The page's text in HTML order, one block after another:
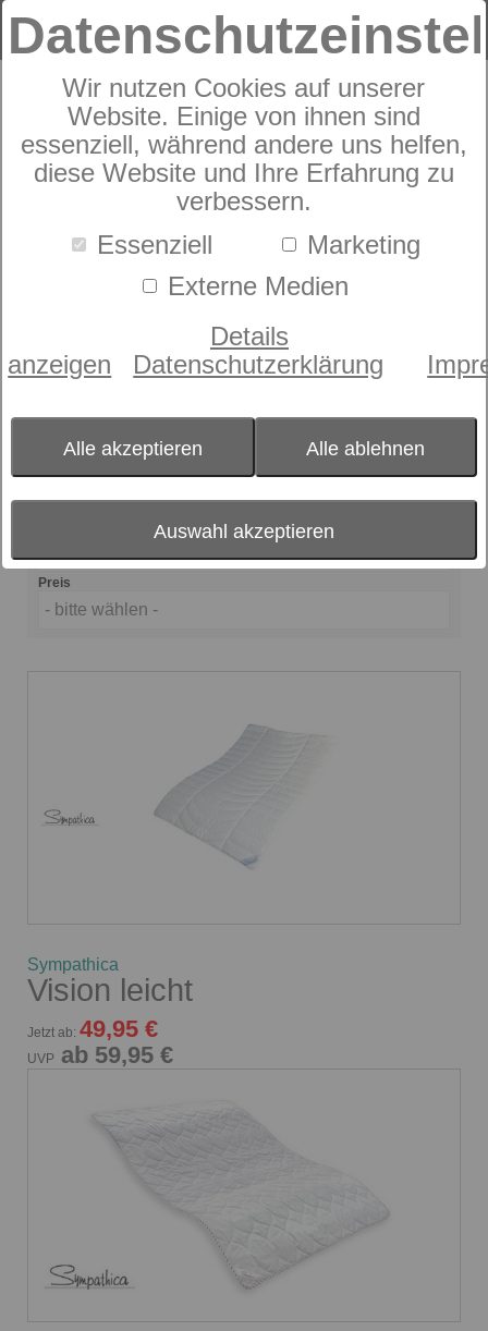
Wir nutzen Cookies auf unserer
Website. Einige von ihnen sind
essenziell, während andere uns helfen,
diese Website und Ihre Erfahrung zu
verbessern.
Essenziell
Marketing
Externe Medien
Details
anzeigen
Datenschutzerklärung
Alle akzeptieren Alle ablehnen
Auswahl akzeptieren
Produkte Zudecken Sommerdecken 6 Produkte
Sommerdecken
Farbe
Größe
- bitte wählen -
Preis
- bitte wählen -
Sympathica
Vision leicht
Jetzt ab: 49,95 €
UVP ab 59,95 €